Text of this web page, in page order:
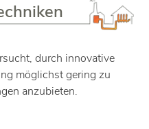
durch innovative
möglichst gering zu
anzubieten.